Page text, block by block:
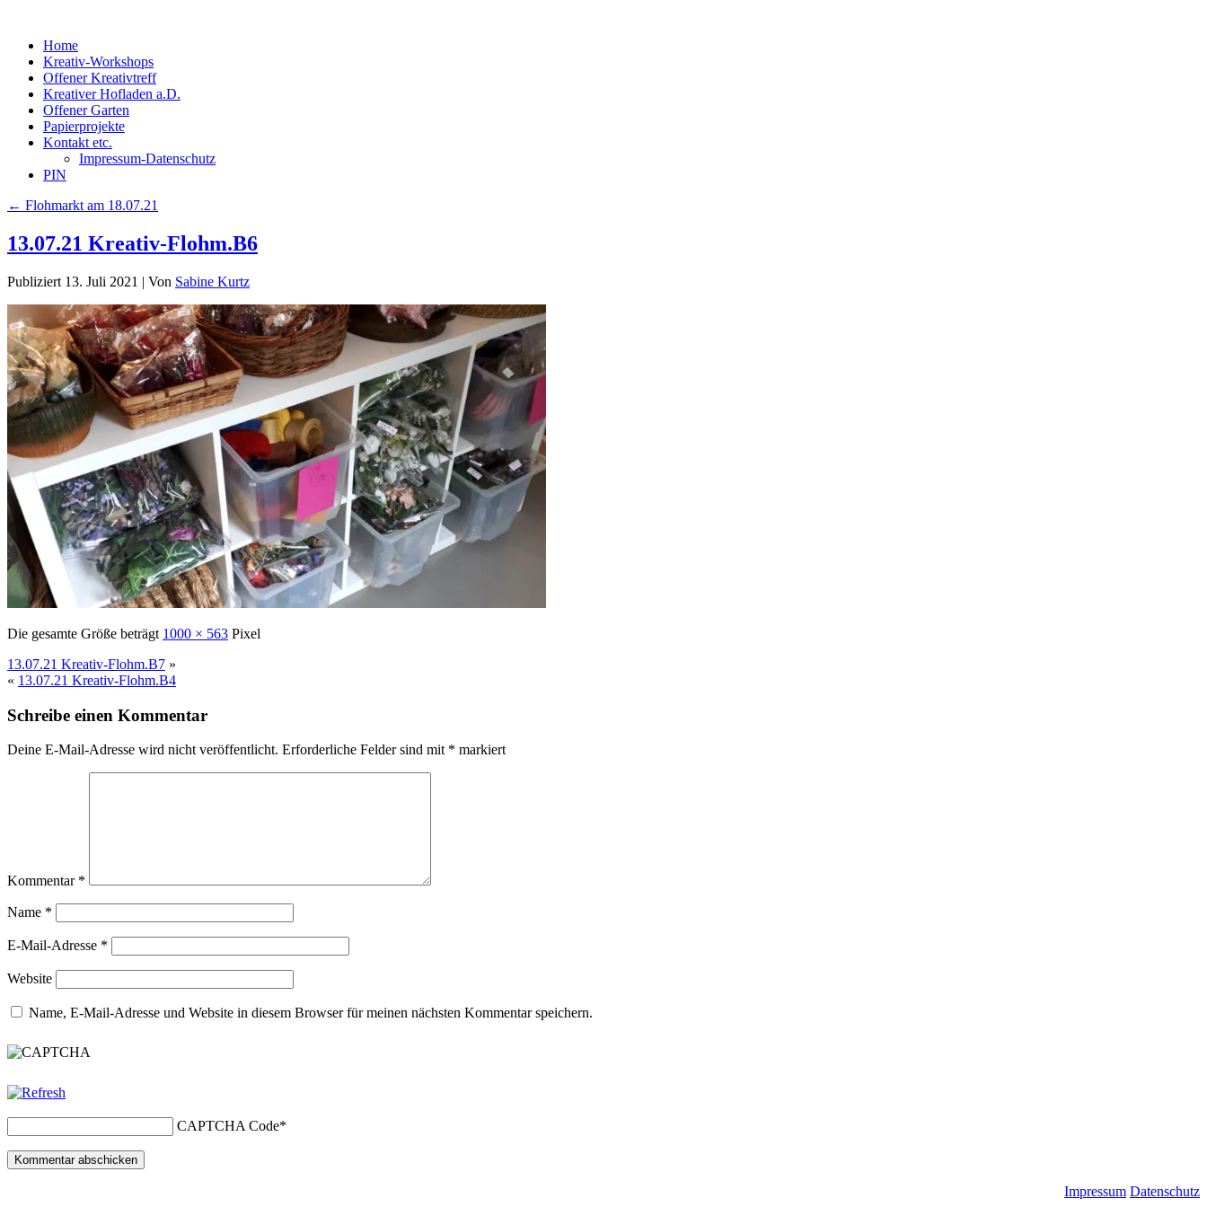
Home
Kreativ-Workshops
Offener Kreativtreff
Kreativer Hofladen a.D.
Offener Garten
Papierprojekte
Kontakt etc.
Impressum-Datenschutz
PIN
← Flohmarkt am 18.07.21
13.07.21 Kreativ-Flohm.B6
Publiziert 13. Juli 2021 | Von Sabine Kurtz
Die gesamte Größe beträgt 1000 × 563 Pixel
13.07.21 Kreativ-Flohm.B7 »
« 13.07.21 Kreativ-Flohm.B4
Schreibe einen Kommentar
Deine E-Mail-Adresse wird nicht veröffentlicht. Erforderliche Felder sind mit * markiert
Kommentar *
Name *
E-Mail-Adresse *
Website
Name, E-Mail-Adresse und Website in diesem Browser für meinen nächsten Kommentar speichern.
CAPTCHA Code*
Impressum Datenschutz